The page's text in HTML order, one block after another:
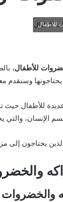
للاطفال
للأطفال،
يحتاجونها
للأطفال حيث
الإنسان،
يحتاجون إلى